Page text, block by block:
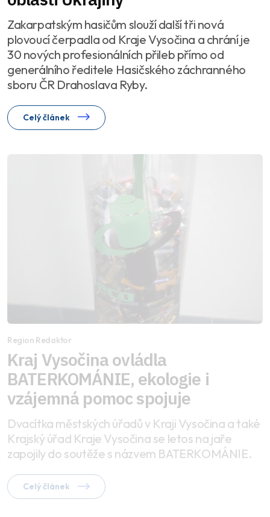
Zakarpatským hasičům slouží další tři nová
plovoucí čerpadla od Kraje Vysočina a chrání je
30 nových profesionálních přileb přímo od
generálního ředitele Hasičského záchranného
sboru ČR Drahoslava Ryby.
Celý článek
Region Redaktor
Kraj Vysočina ovládla
BATERKOMÁNIE, ekologie i
vzájemná pomoc spojuje
Dvacítka městských úřadů v Kraji Vysočina a také
Krajský úřad Kraje Vysočina se letos na jaře
zapojily do soutěže s názvem BATERKOMÁNIE.
Celý článek